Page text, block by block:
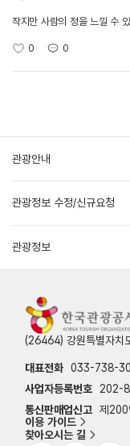
작지만 사람의 정을 느낄 수
0 0
관광안내
관광정보 수정/신규요청
관광정보
(26464) 강원특별자치
대표전화 033-738-
사업자등록번호
202-
통신판매업신고 제
이용 가이드
찾아오시는 길